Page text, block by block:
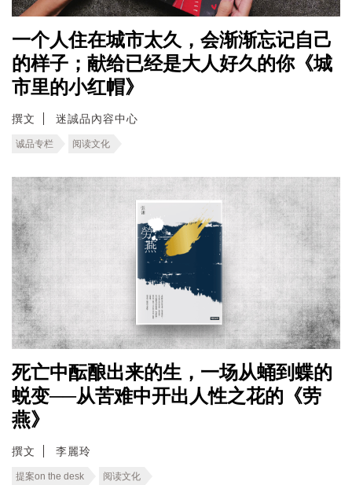
一个人住在城市太久，会渐渐忘记自己
的样子；献给已经是大人好久的你《城
市里的小红帽》
撰文 迷誠品內容中心
诚品专栏 阅读文化
死亡中酝酿出来的生，一场从蛹到蝶的
蜕变──从苦难中开出人性之花的《劳
燕》
撰文 李麗玲
提案on the desk 阅读文化